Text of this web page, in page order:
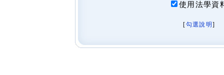
使用法學資
[勾選說明 ]